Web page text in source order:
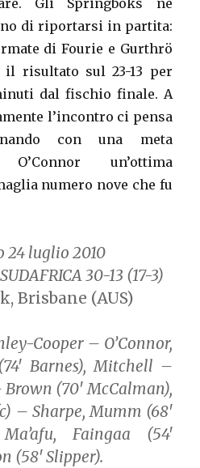
Gli Springboks ne
di riportarsi in partita:
di Fourie e Gurthrö
il risultato sul 23-13 per
dal fischio finale. A
l’incontro ci pensa
con una meta
un’ottima
numero nove che fu
24 luglio 2010
30-13 (17-3)
Brisbane (AUS)
Cooper – O’Connor,
Barnes), Mitchell –
Brown (70′ McCalman),
– Sharpe, Mumm (68′
Faingaa (54′
(58′ Slipper).